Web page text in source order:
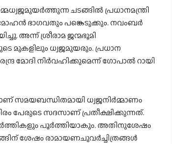
ചടങ്ങില്‍ പ്രധാനമന്ത്രി
ഭാഗവതും പങ്കെടുക്കും. നവംബര്‍
അന്ന് ശ്രീരാമ ജന്മഭൂമി
മുകളിലും ധ്വജമുയരും. പ്രധാന
മോദി നിര്‍വഹിക്കുമെന്ന് ഗോപാല്‍ റായി
സമയബന്ധിതമായി ധ്വജനിര്‍മ്മാണം
പേരുടെ സദസാണ് പ്രതീക്ഷിക്കുന്നത്.
പൂര്‍ത്തിയാകും. അതിനുശേഷം
ശേഷം രാമായണചുവര്‍ച്ചിത്രങ്ങള്‍